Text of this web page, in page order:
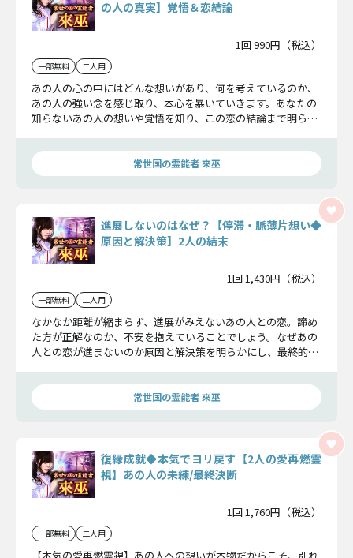
の人の真実】覚悟＆恋結論
1回 990円（税込）
一部無料 二人用
あの人の心の中にはどんな想いがあり、何を考えているのか、
あの人の強い念を感じ取り、本心を暴いていきます。あなたの
知らないあの人の想いや覚悟を知り、この恋の結論まで明らか
常世国の霊能者 來巫
進展しないのはなぜ？【停滞・脈薄片想い◆
原因と解決策】2人の結末
1回 1,430円（税込）
一部無料 二人用
なかなか距離が縮まらず、進展がみえないあの人との恋。諦め
た方が正解なのか、不安を抱えていることでしょう。なぜあの
人との恋が進まないのか原因と解決策を明らかにし、最終的な
常世国の霊能者 來巫
復縁成就◆本気でヨリ戻す【2人の愛再燃霊
視】あの人の未練/最終決断
1回 1,760円（税込）
一部無料 二人用